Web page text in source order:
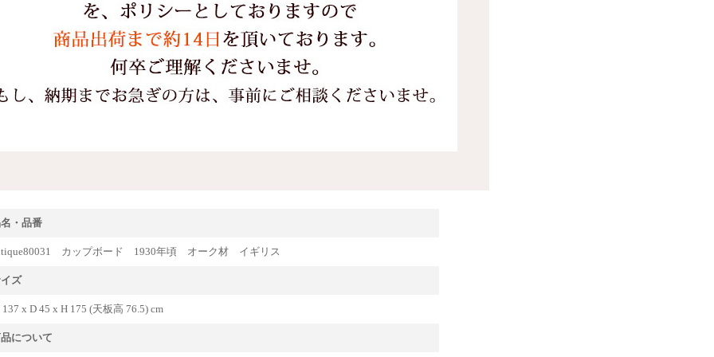
・品番
カップボード 1930年頃 オーク材 イギリス
ズ
137 x D 45 x H 175 (天板高 76.5) cm
について